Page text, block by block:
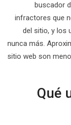
buscador
infractores que
del sitio, y los
nunca más.
sitio web son